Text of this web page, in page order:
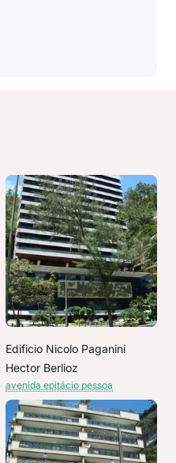
Edificio Nicolo Paganini
Hector Berlioz
avenida epitácio pessoa